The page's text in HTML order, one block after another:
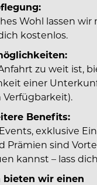
Wohl lassen wir
kostenlos.
zu weit ist,
einer
Verfügbarkeit).
Benefits:
exklusive
Prämien sind
kannst – lass
bieten wir einen